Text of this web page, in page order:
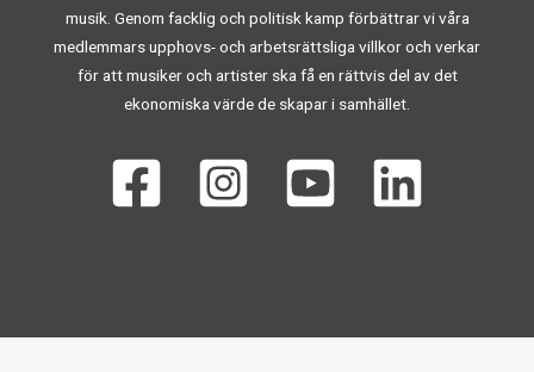
musik. Genom facklig och politisk kamp förbättrar vi våra
medlemmars upphovs- och arbetsrättsliga villkor och verkar
för att musiker och artister ska få en rättvis del av det
ekonomiska värde de skapar i samhället.